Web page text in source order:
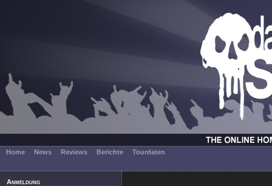
Home News Reviews Berichte Tourdaten
Anmeldung